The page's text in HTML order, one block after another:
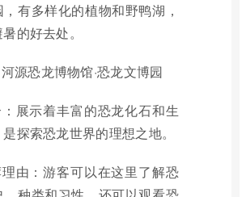
有多样化的植物和野鸭湖，
的好去处。
源恐龙博物馆·恐龙文博园
展示着丰富的恐龙化石和生
探索恐龙世界的理想之地。
由：游客可以在这里了解恐